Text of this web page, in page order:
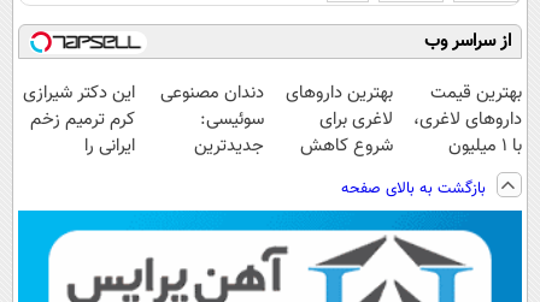
از سراسر وب
بهترین قیمت
داروهای لاغری،
با ۱ میلیون
تخفیف و ارسال
از داروخانه‌
بهترین داروهای
لاغری برای
شروع کاهش
داروخانه های
نزدیکت!
دندان مصنوعی
سوئیسی:
جدیدترین
پرداخت قسطی
این دکتر شیرازی
کرم ترمیم زخم
ایرانی را
بازگشت به بالای صفحه